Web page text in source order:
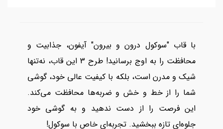
با قاب "سوکول درون و بیرون" آیفون، جذابیت و
محافظت را به اوج برسانید! طرح 3 این قاب، نه‌تنها
شیک و مدرن است، بلکه با کیفیت عالی خود، گوشی
شما را از خط و خش و ضربه‌ها محافظت می‌کند.
این فرصت را از دست ندهید و به گوشی خود
جلوه‌ای تازه ببخشید. تجربه‌ای خاص با سوکول!